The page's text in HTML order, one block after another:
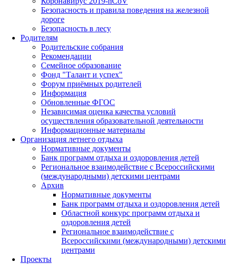
Безопасность и правила поведения на железной
дороге
Безопасность в лесу
Родителям
Родительские собрания
Рекомендации
Семейное образование
Фонд "Талант и успех"
Форум приёмных родителей
Информация
Обновленные ФГОС
Независимая оценка качества условий
осуществления образовательной деятельности
Информационные материалы
Организация летнего отдыха
Нормативные документы
Банк программ отдыха и оздоровления детей
Региональное взаимодействие с Всероссийскими
(международными) детскими центрами
Архив
Нормативные документы
Банк программ отдыха и оздоровления детей
Областной конкурс программ отдыха и
оздоровления детей
Региональное взаимодействие с
Всероссийскими (международными) детскими
центрами
Проекты